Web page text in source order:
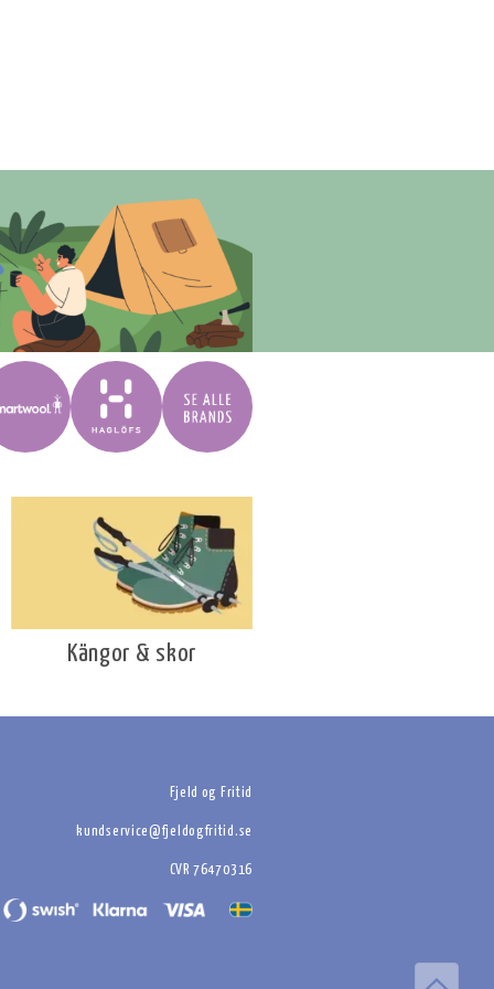
Kängor & skor
Fjeld og Fritid
kundservice@fjeldogfritid.se
CVR 76470316